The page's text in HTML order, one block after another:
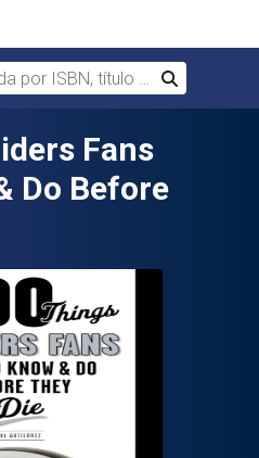
por ISBN, título o autor
Buscar
Fans
Do Before